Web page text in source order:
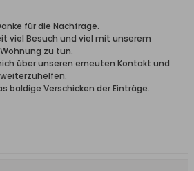
für die Nachfrage.
viel Besuch und viel mit unserem
zu tun.
über unseren erneuten Kontakt und
baldige Verschicken der Einträge.